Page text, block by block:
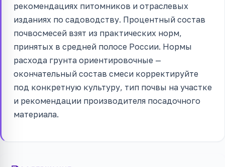
рекомендациях питомников и отраслевых
изданиях по садоводству. Процентный состав
почвосмесей взят из практических норм,
принятых в средней полосе России. Нормы
расхода грунта ориентировочные —
окончательный состав смеси корректируйте
под конкретную культуру, тип почвы на участке
и рекомендации производителя посадочного
материала.